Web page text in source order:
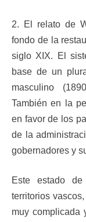
2. El relato de
fondo de la
siglo XIX. El
base de un
masculino
También en la
en favor de los
de la
gobernadores y
Este estado
territorios
muy complicada